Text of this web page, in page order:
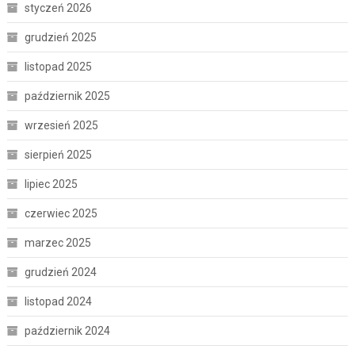
styczeń 2026
grudzień 2025
listopad 2025
październik 2025
wrzesień 2025
sierpień 2025
lipiec 2025
czerwiec 2025
marzec 2025
grudzień 2024
listopad 2024
październik 2024